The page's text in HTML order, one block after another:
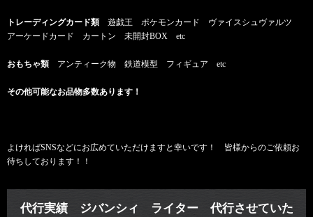
トレーディングカード類 遊戯王 ポケモンカード ヴァイスシュヴァルツ
アーケードカード カートン 未開封BOX etc
おもちゃ類 アンティーク物 鉄道模型 フィギュア etc
その他可能なお品物多数あります！
よければSNSなどにお広めていただけますと幸いです！ 皆様からのご依頼お
待ちしております！！
代行実績 ジバンシィ ライター 代行させていた